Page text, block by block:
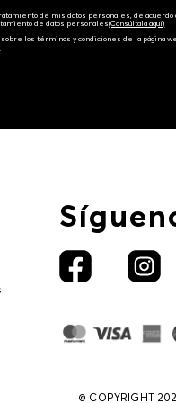
tratamiento de mis datos personales, de acuerdo
de datos personales‎(Consúltala aquí)
los términos y condiciones de la página
© COPYRIGHT